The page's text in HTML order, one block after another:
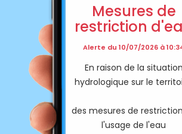
Mesures de
restriction
Alerte du 10/07/2026 à
En raison de la situation
hydrologique sur le
des mesures de
l'usage de l'eau